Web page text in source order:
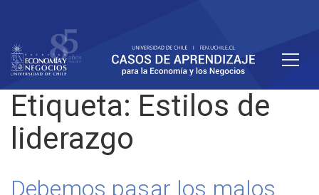
Etiqueta: Estilos de
liderazgo
Debemos pasar los malos